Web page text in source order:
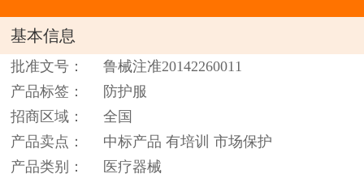
基本信息
批准文号：
鲁械注准20142260011
产品标签：
防护服
招商区域：
全国
产品卖点：
中标产品 有培训 市场保护
产品类别：
医疗器械